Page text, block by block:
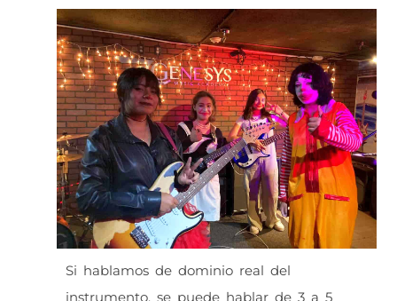
Si hablamos de dominio real del
instrumento, se puede hablar de 3 a 5